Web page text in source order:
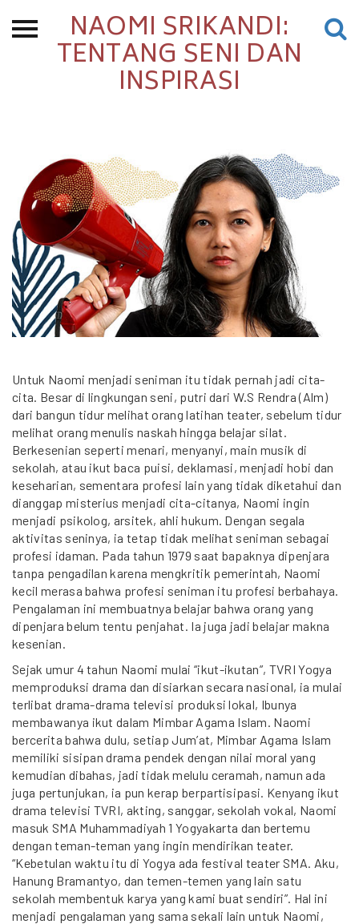
Beranda
Perempuan
Etalase
Blog CME
Proyek Terdahulu
NAOMI SRIKANDI:
TENTANG SENI DAN
INSPIRASI
Untuk Naomi menjadi seniman itu tidak pernah jadi cita-
cita. Besar di lingkungan seni, putri dari W.S Rendra (Alm)
dari bangun tidur melihat orang latihan teater, sebelum tidur
melihat orang menulis naskah hingga belajar silat.
Berkesenian seperti menari, menyanyi, main musik di
sekolah, atau ikut baca puisi, deklamasi, menjadi hobi dan
keseharian, sementara profesi lain yang tidak diketahui dan
dianggap misterius menjadi cita-citanya, Naomi ingin
menjadi psikolog, arsitek, ahli hukum. Dengan segala
aktivitas seninya, ia tetap tidak melihat seniman sebagai
profesi idaman. Pada tahun 1979 saat bapaknya dipenjara
tanpa pengadilan karena mengkritik pemerintah, Naomi
kecil merasa bahwa profesi seniman itu profesi berbahaya.
Pengalaman ini membuatnya belajar bahwa orang yang
dipenjara belum tentu penjahat. Ia juga jadi belajar makna
kesenian.
Sejak umur 4 tahun Naomi mulai “ikut-ikutan”, TVRI Yogya
memproduksi drama dan disiarkan secara nasional, ia mulai
terlibat drama-drama televisi produksi lokal, Ibunya
membawanya ikut dalam Mimbar Agama Islam. Naomi
bercerita bahwa dulu, setiap Jum’at, Mimbar Agama Islam
memiliki sisipan drama pendek dengan nilai moral yang
kemudian dibahas, jadi tidak melulu ceramah, namun ada
juga pertunjukan, ia pun kerap berpartisipasi. Kenyang ikut
drama televisi TVRI, akting, sanggar, sekolah vokal, Naomi
masuk SMA Muhammadiyah 1 Yogyakarta dan bertemu
dengan teman-teman yang ingin mendirikan teater.
“Kebetulan waktu itu di Yogya ada festival teater SMA. Aku,
Hanung Bramantyo, dan temen-temen yang lain satu
sekolah membentuk karya yang kami buat sendiri”. Hal ini
menjadi pengalaman yang sama sekali lain untuk Naomi,